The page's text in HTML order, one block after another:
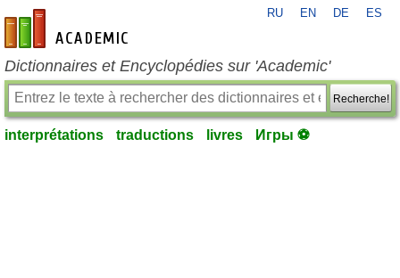
fr-academic.com
RU EN DE ES
Dictionnaires et Encyclopédies sur 'Academic'
Recherche!
interprétations traductions livres Игры ⚽